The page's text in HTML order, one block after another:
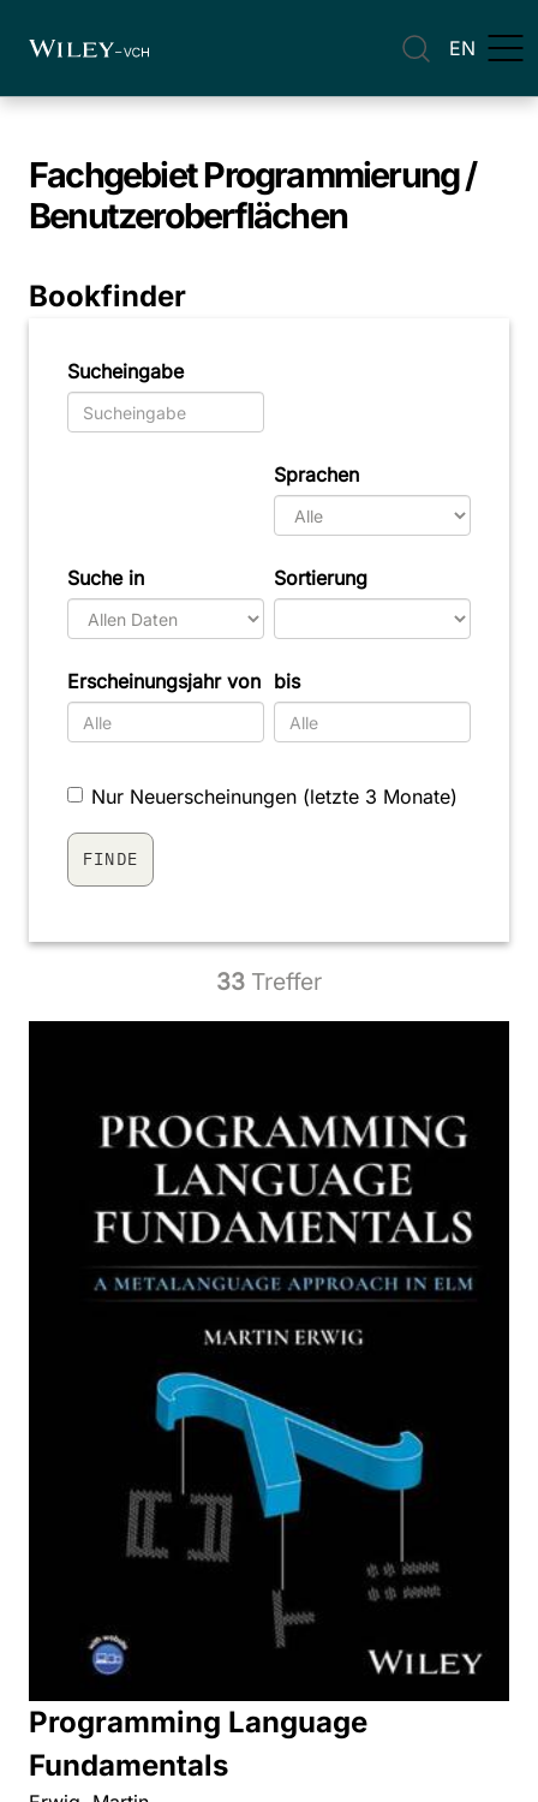
EN
FachgebietProgrammierung /
Benutzeroberflächen
Bookfinder
Sucheingabe
Sprachen
Suche in
Erscheinungsjahr von bis
Sortierung
Nur Neuerscheinungen (letzte 3 Monate)
33 Treffer
Programming Language
Fundamentals